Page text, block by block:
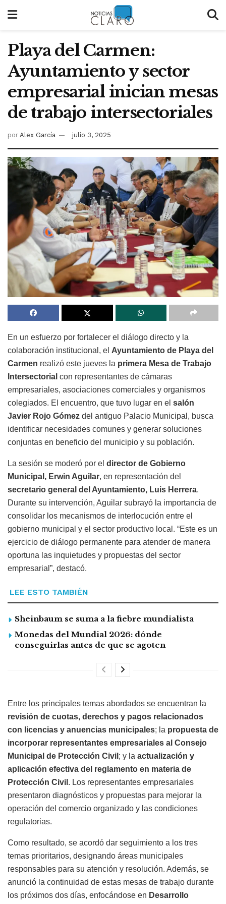
Playa del Carmen:
Ayuntamiento y sector
empresarial inician mesas
de trabajo intersectoriales
por Alex García julio 3, 2025
En un esfuerzo por fortalecer el diálogo directo y la
colaboración institucional, el Ayuntamiento de Playa del
Carmen realizó este jueves la primera Mesa de Trabajo
Intersectorial con representantes de cámaras
empresariales, asociaciones comerciales y organismos
colegiados. El encuentro, que tuvo lugar en el salón
Javier Rojo Gómez del antiguo Palacio Municipal, busca
identificar necesidades comunes y generar soluciones
conjuntas en beneficio del municipio y su población.
La sesión se moderó por el director de Gobierno
Municipal, Erwin Aguilar, en representación del
secretario general del Ayuntamiento, Luis Herrera.
Durante su intervención, Aguilar subrayó la importancia de
consolidar los mecanismos de interlocución entre el
gobierno municipal y el sector productivo local. “Este es un
ejercicio de diálogo permanente para atender de manera
oportuna las inquietudes y propuestas del sector
empresarial”, destacó.
LEE ESTO TAMBIÉN
Sheinbaum se suma a la fiebre mundialista
Monedas del Mundial 2026: dónde
conseguirlas antes de que se agoten
Entre los principales temas abordados se encuentran la
revisión de cuotas, derechos y pagos relacionados
con licencias y anuencias municipales; la propuesta de
incorporar representantes empresariales al Consejo
Municipal de Protección Civil ; y la actualización y
aplicación efectiva del reglamento en materia de
Protección Civil . Los representantes empresariales
presentaron diagnósticos y propuestas para mejorar la
operación del comercio organizado y las condiciones
regulatorias.
Como resultado, se acordó dar seguimiento a los tres
temas prioritarios, designando áreas municipales
responsables para su atención y resolución. Además, se
anunció la continuidad de estas mesas de trabajo durante
los próximos dos días, enfocándose en Desarrollo